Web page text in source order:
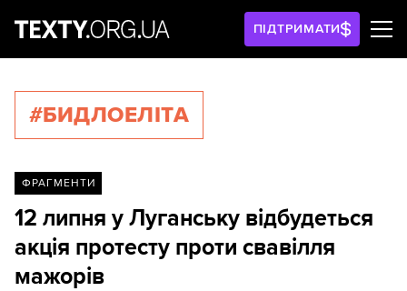
ПІДТРИМАТИ
#БИДЛОЕЛІТА
ФРАГМЕНТИ
12 липня у Луганську відбудеться
акція протесту проти свавілля
мажорів